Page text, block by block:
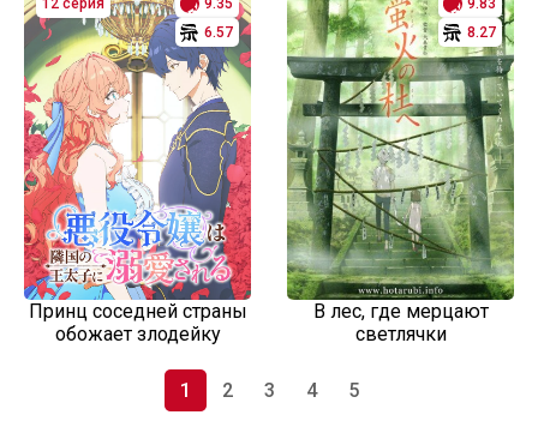
12 серия
9.35
6.57
Принц соседней страны
обожает злодейку
9.83
8.27
В лес, где мерцают
светлячки
1 2 3 4 5